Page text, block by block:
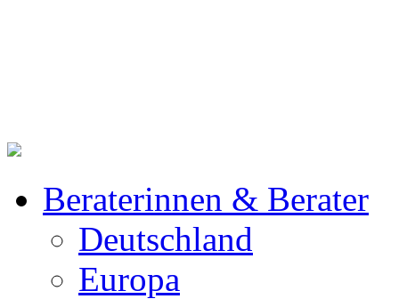
Beraterinnen & Berater
Deutschland
Europa